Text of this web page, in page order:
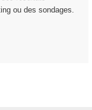
ou des sondages.